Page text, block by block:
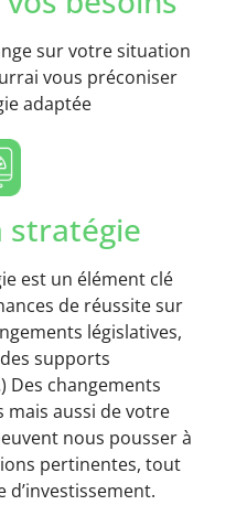
sur votre situation
vous préconiser
adaptée
stratégie
est un élément clé
de réussite sur
législatives,
supports
Des changements
aussi de votre
nous pousser à
pertinentes, tout
d’investissement.